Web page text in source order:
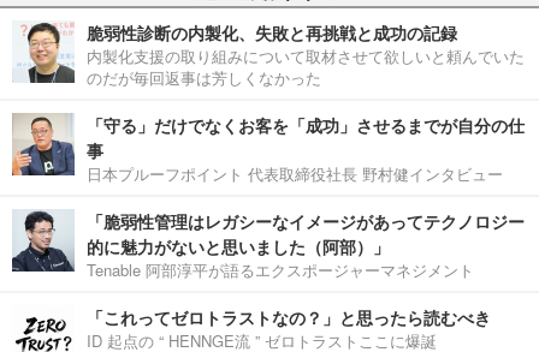
脆弱性診断の内製化、失敗と再挑戦と成功の記録
内製化支援の取り組みについて取材させて欲しいと頼んでいた
のだが毎回返事は芳しくなかった
「守る」だけでなくお客を「成功」させるまでが自分の仕
事
日本プルーフポイント 代表取締役社長 野村健インタビュー
「脆弱性管理はレガシーなイメージがあってテクノロジー
的に魅力がないと思いました（阿部）」
Tenable 阿部淳平が語るエクスポージャーマネジメント
「これってゼロトラストなの？」と思ったら読むべき
ID 起点の “ HENNGE流 ” ゼロトラストここに爆誕